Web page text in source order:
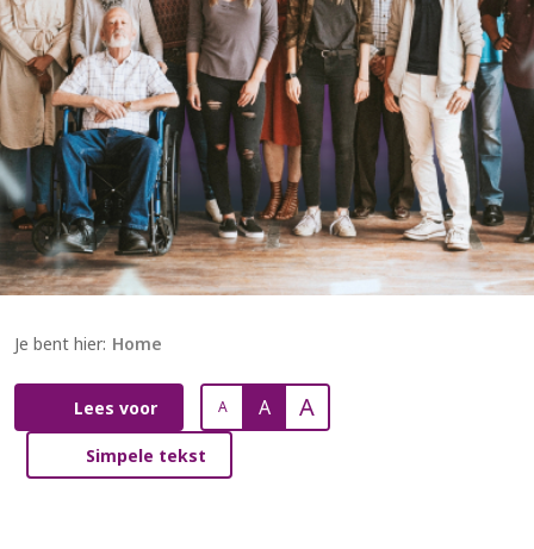
Je bent hier: Home
Lees voor A A A
Simpele tekst